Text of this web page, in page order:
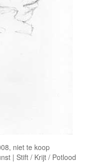
niet te koop
| Stift / Krijt / Potlood